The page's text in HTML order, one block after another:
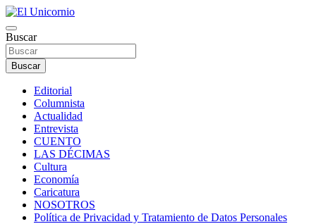
El Unicornio
La realidad supera la fantasía
Buscar
Buscar
Editorial
Columnista
Actualidad
Entrevista
CUENTO
LAS DÉCIMAS
Cultura
Economía
Caricatura
NOSOTROS
Política de Privacidad y Tratamiento de Datos Personales